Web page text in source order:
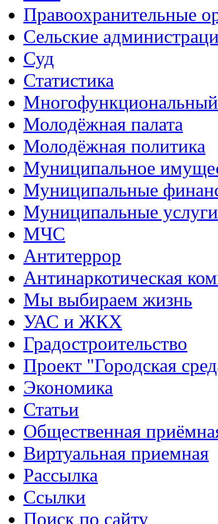
Правоохранительные
Сельские
Суд
Статистика
Молодёжная палата
Молодёжная политика
Муниципальное
Муниципальные
Муниципальные услуги
МЧС
Антитеррор
Антинаркотическая
Мы выбираем жизнь
УАС и ЖКХ
Градостроительство
Проект "Городская
Экономика
Статьи
Общественная
Виртуальная приемная
Рассылка
Ссылки
Поиск по сайту